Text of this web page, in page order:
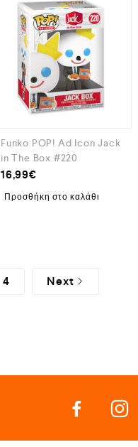
Funko POP! Ad Icon Jack
in The Box #220
16,99€
Προσθήκη στο καλάθι
4 Next